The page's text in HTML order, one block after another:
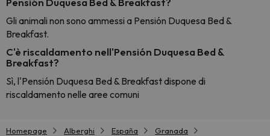
Gli animali non sono ammessi a Pensión Duquesa Bed &
Breakfast.
C'è riscaldamento nell'Pensión Duquesa Bed &
Breakfast?
Sì, l'Pensión Duquesa Bed & Breakfast dispone di
riscaldamento nelle aree comuni
Homepage Alberghi España
Granada